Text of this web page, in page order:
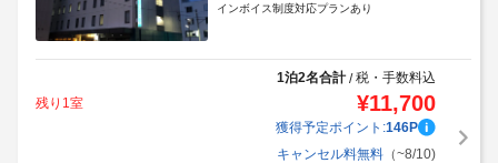
インボイス制度対応プランあり
1泊2名合計/税・手数料込
残り1室
¥11,700
獲得予定ポイント:146P
キャンセル料無料（~8/10)